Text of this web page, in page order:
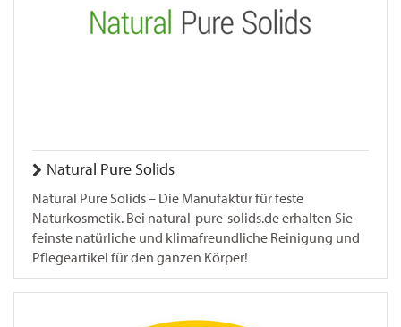
Natural Pure Solids
Natural Pure Solids – Die Manufaktur für feste
Naturkosmetik. Bei natural-pure-solids.de erhalten Sie
feinste natürliche und klimafreundliche Reinigung und
Pflegeartikel für den ganzen Körper!